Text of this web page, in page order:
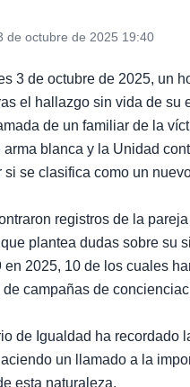
de octubre de 2025 19:40
3 de octubre de 2025, un
el hallazgo sin vida de
de un familiar de la
arma blanca y la Unidad
si se clasifica como un
registros de la
plantea dudas sobre su
en 2025, 10 de los cuales
campañas de
de Igualdad ha recordado
un llamado a la
esta naturaleza.